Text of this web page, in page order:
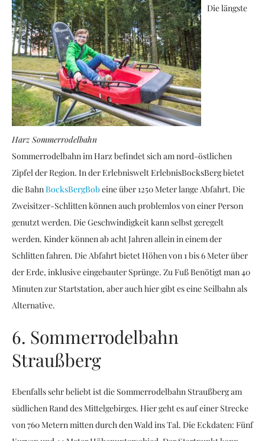
Harz Sommerrodelbahn
Die längste
Sommerrodelbahn im Harz befindet sich am nord-östlichen
Zipfel der Region. In der Erlebniswelt ErlebnisBocksBerg bietet
die BahnBocksBergBobeine über 1250 Meter lange Abfahrt. Die
Zweisitzer-Schlitten können auch problemlos von einer Person
genutzt werden. Die Geschwindigkeit kann selbst geregelt
werden. Kinder können ab acht Jahren allein in einem der
Schlitten fahren. Die Abfahrt bietet Höhen von 1 bis 6 Meter über
der Erde, inklusive eingebauter Sprünge. Zu Fuß Benötigt man 40
Minuten zur Startstation, aber auch hier gibt es eine Seilbahn als
Alternative.
6. Sommerrodelbahn
Straußberg
Ebenfalls sehr beliebt ist die Sommerrodelbahn Straußberg am
südlichen Rand des Mittelgebirges. Hier geht es auf einer Strecke
von 760 Metern mitten durch den Wald ins Tal. Die Eckdaten: Fünf